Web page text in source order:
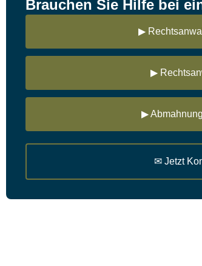
Brauchen Sie Hilfe bei
▶
▶
▶
✉ Jetzt